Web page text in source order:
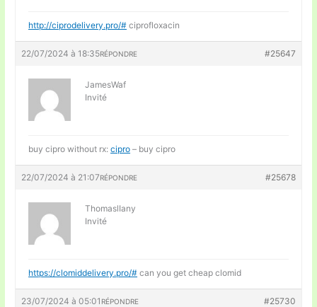
http://ciprodelivery.pro/# ciprofloxacin
22/07/2024 à 18:35 #25647
RÉPONDRE
JamesWaf
Invité
buy cipro without rx:cipro – buy cipro
22/07/2024 à 21:07 #25678
RÉPONDRE
ThomaslIany
Invité
https://clomiddelivery.pro/# can you get cheap clomid
23/07/2024 à 05:01 #25730
RÉPONDRE